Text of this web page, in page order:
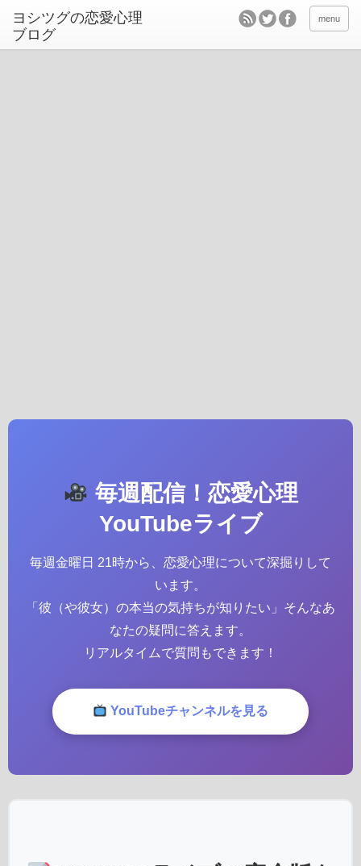
ヨシツグの恋愛心理
ブログ
menu
毎週配信！恋愛心理
YouTubeライブ
毎週金曜日 21時から、恋愛心理について深掘りして
います。
「彼（や彼女）の本当の気持ちが知りたい」そんなあ
なたの疑問に答えます。
リアルタイムで質問もできます！
YouTubeチャンネルを見る